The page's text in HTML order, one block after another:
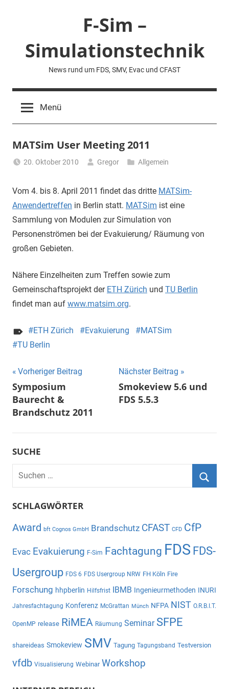
F-Sim –
Simulationstechnik
News rund um FDS, SMV, Evac und CFAST
Menü
MATSim User Meeting 2011
20. Oktober 2010 Gregor Allgemein
Vom 4. bis 8. April 2011 findet das dritte MATSim-
Anwendertreffen in Berlin statt. MATSim ist eine
Sammlung von Modulen zur Simulation von
Personenströmen bei der Evakuierung/ Räumung von
großen Gebieten.
Nähere Einzelheiten zum Treffen sowie zum
Gemeinschaftsprojekt der ETH Zürich und TU Berlin
findet man auf www.matsim.org.
ETH Zürich Evakuierung
MATSim
TU Berlin
Beitragsnavigation
Vorheriger Beitrag
Symposium
Baurecht &
Brandschutz 2011
Nächster Beitrag
Smokeview 5.6 und
FDS 5.5.3
SUCHE
Suchen
nach:
SCHLAGWÖRTER
Award bft Cognos GmbH Brandschutz CFAST CFD CfP
Evac Evakuierung F-Sim Fachtagung FDS FDS-
Usergroup FDS 6 FDS Usergroup NRW FH Köln Fire
Forschung hhpberlin Hilfsfrist IBMB Ingenieurmethoden INURI
Jahresfachtagung Konferenz McGrattan Münch NFPA NIST O.R.B.I.T.
OpenMP release RiMEA Räumung Seminar SFPE
shareideas Smokeview SMV Tagung Tagungsband Testversion
vfdb Visualisierung Webinar Workshop